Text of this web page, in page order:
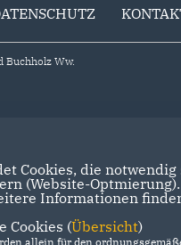
Buchholz Ww.
Cookies, die
(Website-
Informationen
Cookies (Übersicht)
allein für den